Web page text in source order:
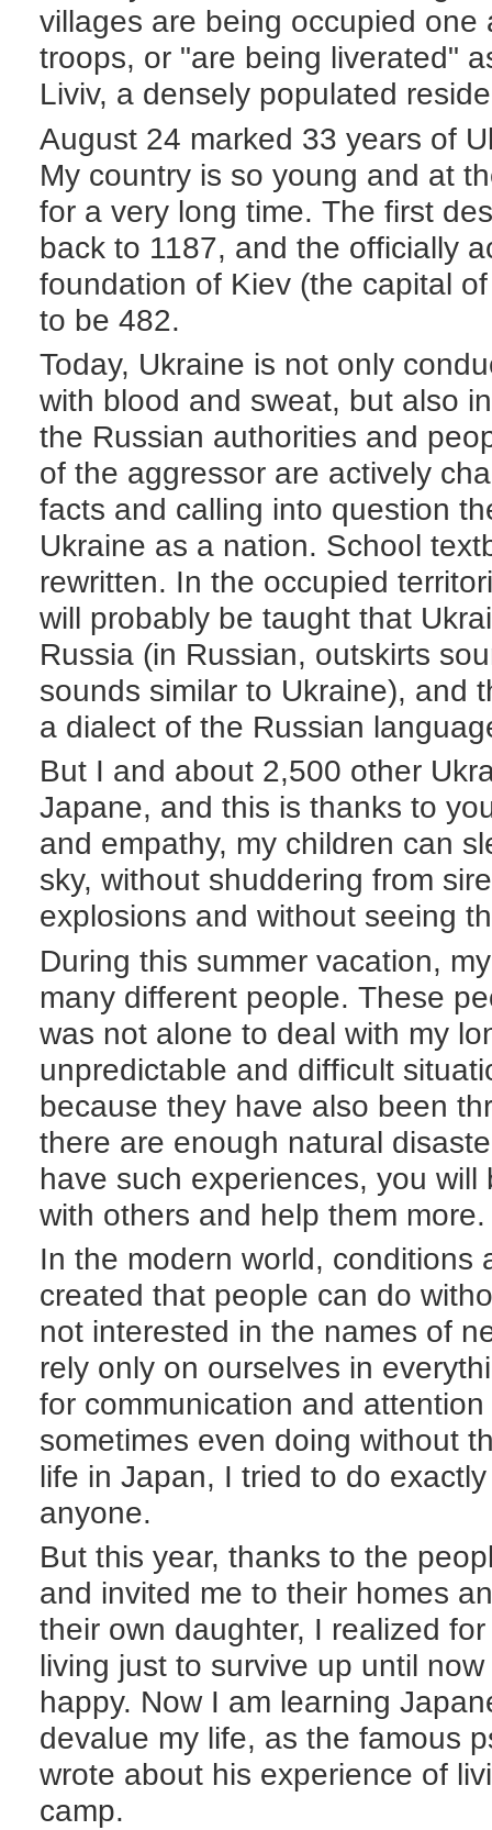
villages are being occupied
troops, or "are being liverated"
Liviv, a densely populated
August 24 marked 33 years of
My country is so young and at
for a very long time. The first
back to 1187, and the officially
foundation of Kiev (the capital
to be 482.
Today, Ukraine is not only
with blood and sweat, but also
the Russian authorities and
of the aggressor are actively
facts and calling into question
Ukraine as a nation. School
rewritten. In the occupied
will probably be taught that
Russia (in Russian, outskirts
sounds similar to Ukraine), and
a dialect of the Russian
But I and about 2,500 other
Japane, and this is thanks to
and empathy, my children can
sky, without shuddering from
explosions and without seeing
During this summer vacation,
many different people. These
was not alone to deal with my
unpredictable and difficult
because they have also been
there are enough natural
have such experiences, you
with others and help them more.
In the modern world, conditions
created that people can do
not interested in the names of
rely only on ourselves in
for communication and
sometimes even doing without
life in Japan, I tried to do
anyone.
But this year, thanks to the
and invited me to their homes
their own daughter, I realized
living just to survive up until
happy. Now I am learning
devalue my life, as the famous
wrote about his experience of
camp.